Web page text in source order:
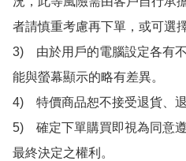
者請慎重考慮再下單，或可選
3)　由於用戶的電腦設定各有
能與螢幕顯示的略有差異。
4)　特價商品恕不接受退貨、
5)　確定下單購買即視為同意
最終決定之權利。